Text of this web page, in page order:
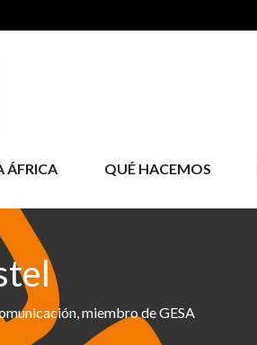
ÁFRICA QUÉ HACEMOS
miembro de GESA